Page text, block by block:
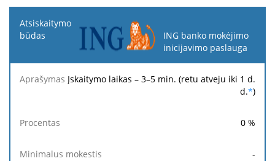
Atsiskaitymo
būdas
Minimalus
mokestis
Maksimalus
mokestis
ING banko mokėjimo
inicijavimo paslauga
Įskaitymo laikas – 3–5 min. (retu atveju iki 1 d.
d.*)
0 %
-